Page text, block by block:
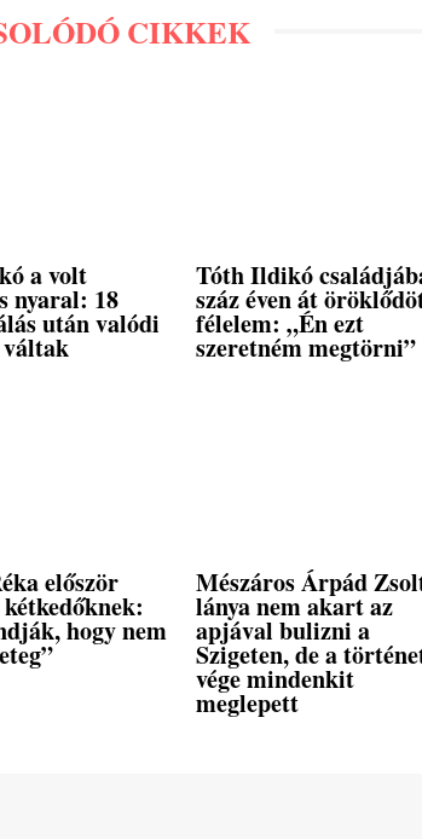
CIKKEK
a volt
nyaral: 18
után valódi
váltak
Tóth Ildikó
száz éven át
félelem: „Én ezt
szeretném megtörni”
először
hogy nem
Mészáros Árpád
lánya nem akart az
apjával bulizni a
Szigeten, de a
vége mindenkit
meglepett